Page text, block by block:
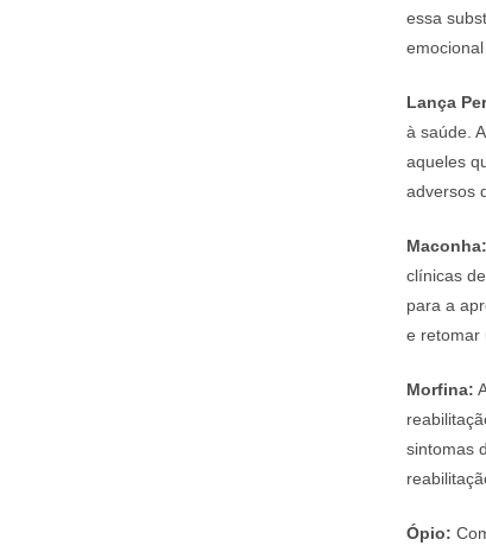
essa
Lança
à saúde.
aqueles
adversos
Maconha:
clínicas
para a
e retomar
Morfina:
sintomas
Ópio: